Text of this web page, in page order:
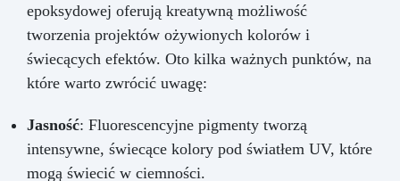
epoksydowej oferują kreatywną możliwość
tworzenia projektów ożywionych kolorów i
świecących efektów. Oto kilka ważnych punktów, na
które warto zwrócić uwagę:
Jasność: Fluorescencyjne pigmenty tworzą
intensywne, świecące kolory pod światłem UV, które
mogą świecić w ciemności.